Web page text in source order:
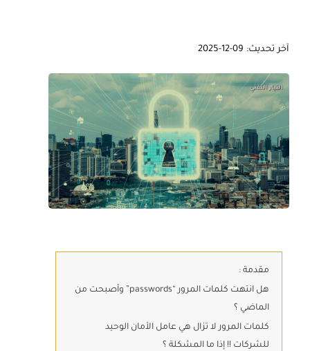
آخر تحديث: 09-12-2025
مقدمة :
هل انتهت كلمات المرور “passwords” وأصبحت من
الماضي ؟
كلمات المرور لا تزال هي عامل الأمان الوحيد
للشركات !! إذا ما المشكلة ؟